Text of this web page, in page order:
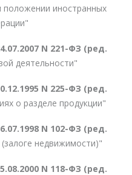
иностранных
N 221-ФЗ (ред.
деятельности"
N 225-ФЗ (ред.
о разделе продукции"
N 102-ФЗ (ред.
недвижимости)"
N 118-ФЗ (ред.